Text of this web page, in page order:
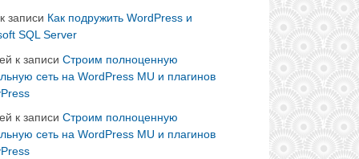
записи Как подружить WordPress и
SQL Server
к записи Строим полноценную
сеть на WordPress MU и плагинов
к записи Строим полноценную
сеть на WordPress MU и плагинов